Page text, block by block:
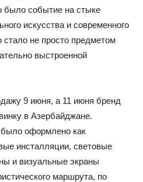
было событие на стыке
искусства и современного
стало не просто предметом
выстроенной
9 июня, а 11 июня бренд
в Азербайджане.
было оформлено как
инсталляции, световые
и визуальные экраны
маршрута, по